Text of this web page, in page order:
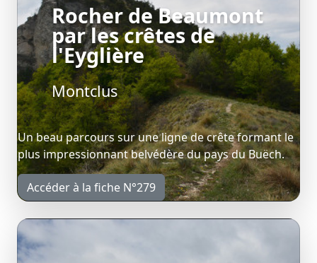
Rocher de Beaumont
par les crêtes de
l'Eyglière
Montclus
Un beau parcours sur une ligne de crête formant le
plus impressionnant belvédère du pays du Buëch.
Accéder à la fiche N°279